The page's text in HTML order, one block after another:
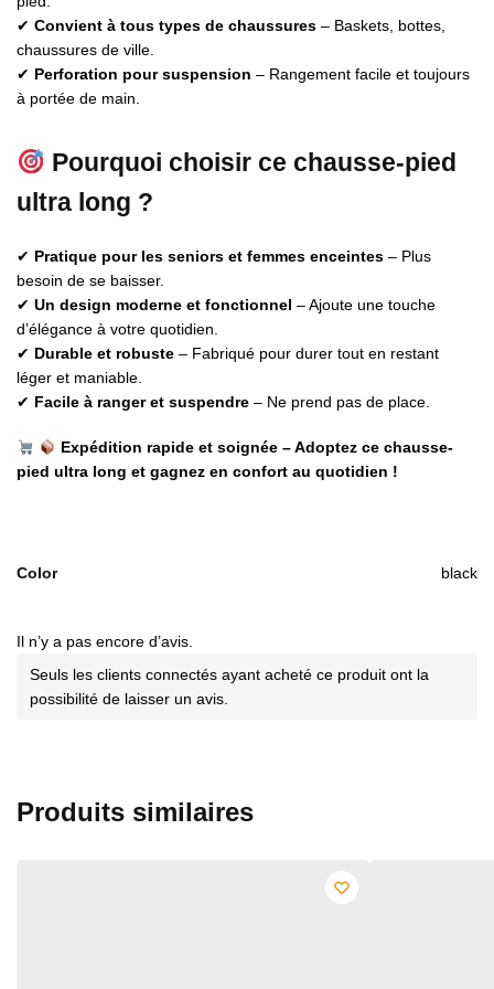
✔ Convient à tous types de chaussures – Baskets, bottes,
chaussures de ville.
✔ Perforation pour suspension – Rangement facile et toujours
à portée de main.
Pourquoi choisir ce chausse-pied
ultra long ?
✔ Pratique pour les seniors et femmes enceintes – Plus
besoin de se baisser.
✔ Un design moderne et fonctionnel – Ajoute une touche
d’élégance à votre quotidien.
✔ Durable et robuste – Fabriqué pour durer tout en restant
léger et maniable.
✔ Facile à ranger et suspendre – Ne prend pas de place.
Expédition rapide et soignée – Adoptez ce chausse-
pied ultra long et gagnez en confort au quotidien !
Color black
Il n’y a pas encore d’avis.
Seuls les clients connectés ayant acheté ce produit ont la
possibilité de laisser un avis.
Produits similaires